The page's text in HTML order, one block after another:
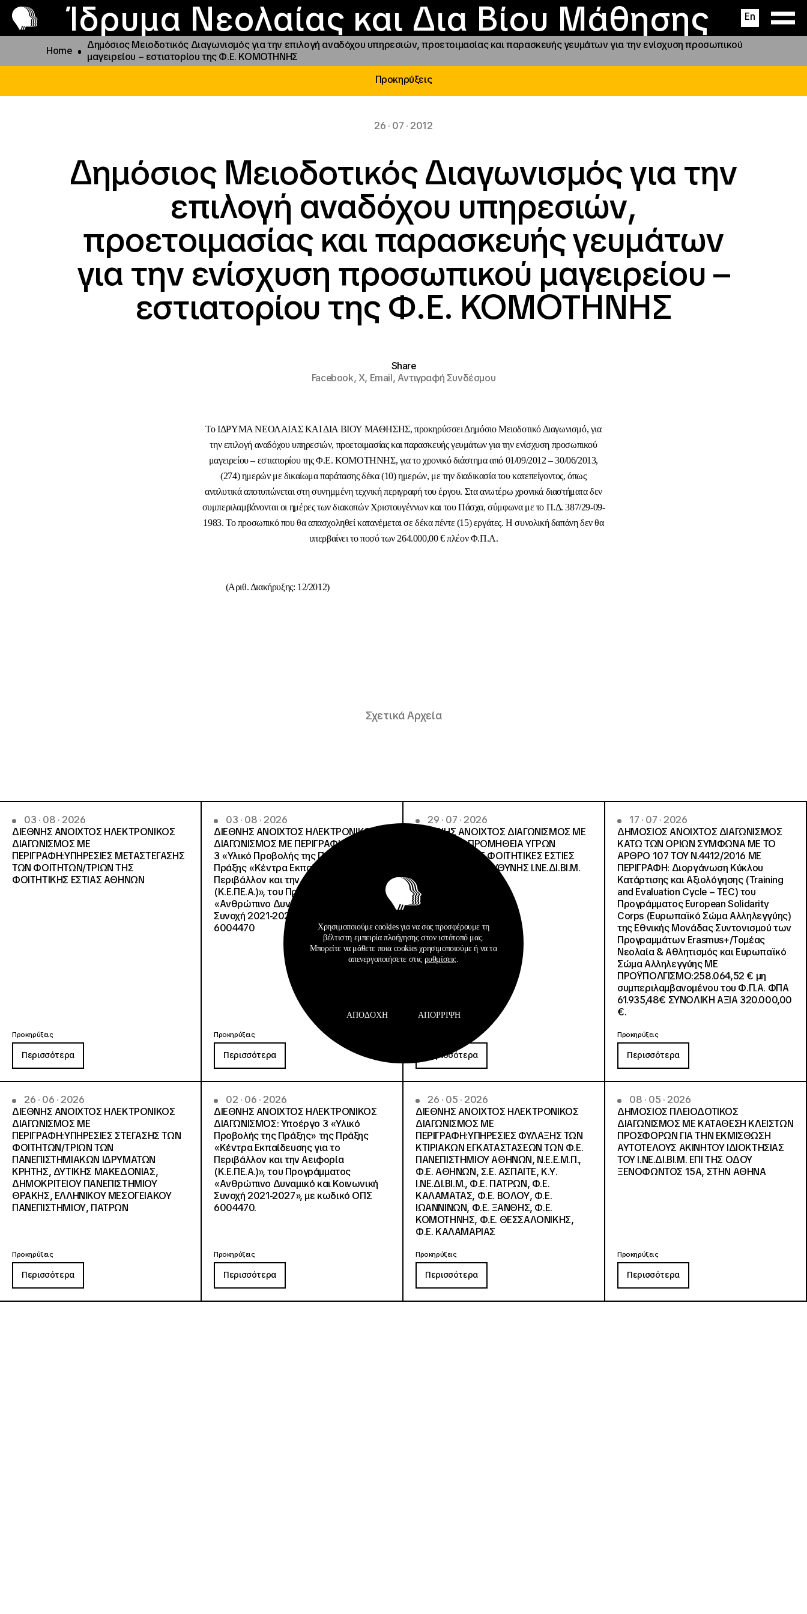
Ίδρυμα Νεολαίας και Δια Βίου Μάθησης En
Το ΙΝΕΔΙΒΙΜ
Προγράμματα και δράσεις
Φοιτητικές Εστίες
Παραχώρηση αιγίδας
Νέα
Επικοινωνία
Home
Δημόσιος Μειοδοτικός Διαγωνισμός για την επιλογή αναδόχου υπηρεσιών, προετοιμασίας και παρασκευής γευμάτων για την ενίσχυση προσωπικού
μαγειρείου – εστιατορίου της Φ.Ε. ΚΟΜΟΤΗΝΗΣ
Προκηρύξεις
26 · 07 · 2012
Δημόσιος Μειοδοτικός Διαγωνισμός για την
επιλογή αναδόχου υπηρεσιών,
προετοιμασίας και παρασκευής γευμάτων
για την ενίσχυση προσωπικού μαγειρείου –
εστιατορίου της Φ.Ε. ΚΟΜΟΤΗΝΗΣ
Share
Facebook,X, Email,Αντιγραφή Συνδέσμου
Το ΙΔΡΥΜΑ ΝΕΟΛΑΙΑΣ ΚΑΙ ΔΙΑ ΒΙΟΥ ΜΑΘΗΣΗΣ, προκηρύσσει Δημόσιο Μειοδοτικό Διαγωνισμό, για
την επιλογή αναδόχου υπηρεσιών, προετοιμασίας και παρασκευής γευμάτων για την ενίσχυση προσωπικού
μαγειρείου – εστιατορίου της Φ.Ε. ΚΟΜΟΤΗΝΗΣ, για το χρονικό διάστημα από 01/09/2012 – 30/06/2013,
(274) ημερών με δικαίωμα παράτασης δέκα (10) ημερών, με την διαδικασία του κατεπείγοντος, όπως
αναλυτικά αποτυπώνεται στη συνημμένη τεχνική περιγραφή του έργου. Στα ανωτέρω χρονικά διαστήματα δεν
συμπεριλαμβάνονται οι ημέρες των διακοπών Χριστουγέννων και του Πάσχα, σύμφωνα με το Π.Δ. 387/29-09-
1983. Το προσωπικό που θα απασχοληθεί κατανέμεται σε δέκα πέντε (15) εργάτες. Η συνολική δαπάνη δεν θα
υπερβαίνει το ποσό των 264.000,00 € πλέον Φ.Π.Α.
(Αριθ. Διακήρυξης: 12/2012)
Σχετικά Αρχεία
03 · 08 · 2026
ΔΙΕΘΝΗΣ ΑΝΟΙΧΤΟΣ ΗΛΕΚΤΡΟΝΙΚΟΣ
ΔΙΑΓΩΝΙΣΜΟΣ ΜΕ
ΠΕΡΙΓΡΑΦΗ:ΥΠΗΡΕΣΙΕΣ METAΣΤΕΓΑΣΗΣ
ΤΩΝ ΦΟΙΤΗΤΩΝ/ΤΡΙΩΝ ΤΗΣ
ΦΟΙΤΗΤΙΚΗΣ ΕΣΤΙΑΣ ΑΘΗΝΩΝ
Προκηρύξεις
Περισσότερα
03 · 08 · 2026
ΔΙΕΘΝΗΣ ΑΝΟΙΧΤΟΣ ΗΛΕΚΤΡΟΝΙΚΟΣ
ΔΙΑΓΩΝΙΣΜΟΣ ΜΕ ΠΕΡΙΓΡΑΦΗ:Υποέργο
3 «Υλικό Προβολής της Πράξης» της
Πράξης «Κέντρα Εκπαίδευσης για το
Περιβάλλον και την Αειφορία
(Κ.Ε.ΠΕ.Α.)», του Προγράμματος
«Ανθρώπινο Δυναμικό και Κοινωνική
Συνοχή 2021-2027», με κωδικό ΟΠΣ
6004470
Προκηρύξεις
Περισσότερα
29 · 07 · 2026
ΔΙΕΘΝΗΣ ΑΝΟΙΧΤΟΣ ΔΙΑΓΩΝΙΣΜΟΣ ΜΕ
ΠΕΡΙΓΡΑΦΗ:ΠΡΟΜΗΘΕΙΑ ΥΓΡΩΝ
ΚΑΥΣΙΜΩΝ ΣΤΙΣ ΦΟΙΤΗΤΙΚΕΣ ΕΣΤΙΕΣ
ΔΙΑΧΕΙΡΙΣΤΙΚΗΣ ΕΥΘΥΝΗΣ Ι.ΝΕ.ΔΙ.ΒΙ.Μ.
Περισσότερα
17 · 07 · 2026
ΔΗΜΟΣΙΟΣ ΑΝΟΙΧΤΟΣ ΔΙΑΓΩΝΙΣΜΟΣ
ΚΑΤΩ ΤΩΝ ΟΡΙΩΝ ΣΥΜΦΩΝΑ ΜΕ ΤΟ
ΑΡΘΡΟ 107 ΤΟΥ Ν.4412/2016 ΜΕ
ΠΕΡΙΓΡΑΦΗ: Διοργάνωση Κύκλου
Κατάρτισης και Αξιολόγησης (Training
and Evaluation Cycle – TEC) του
Προγράμματος European Solidarity
Corps (Ευρωπαϊκό Σώμα Αλληλεγγύης)
της Εθνικής Μονάδας Συντονισμού των
Προγραμμάτων Erasmus+/Τομέας
Νεολαία & Αθλητισμός και Ευρωπαϊκό
Σώμα Αλληλεγγύης ΜΕ
ΠΡΟΫΠΟΛΓΙΣΜΟ:258.064,52 € μη
συμπεριλαμβανομένου του Φ.Π.Α. ΦΠΑ
61.935,48€ ΣΥΝΟΛΙΚΗ ΑΞΙΑ 320.000,00
€.
Προκηρύξεις
Περισσότερα
26 · 06 · 2026
ΔΙΕΘΝΗΣ ΑΝΟΙΧΤΟΣ ΗΛΕΚΤΡΟΝΙΚΟΣ
ΔΙΑΓΩΝΙΣΜΟΣ ΜΕ
ΠΕΡΙΓΡΑΦΗ:ΥΠΗΡΕΣΙΕΣ ΣΤΕΓΑΣΗΣ ΤΩΝ
ΦΟΙΤΗΤΩΝ/ΤΡΙΩΝ ΤΩΝ
ΠΑΝΕΠΙΣΤΗΜΙΑΚΩΝ ΙΔΡΥΜΑΤΩΝ
KΡΗΤΗΣ, ΔΥΤΙΚΗΣ ΜΑΚΕΔΟΝΙΑΣ,
ΔΗΜΟΚΡΙΤΕΙΟΥ ΠΑΝΕΠΙΣΤΗΜΙΟΥ
ΘΡΑΚΗΣ, ΕΛΛΗΝΙΚΟΥ ΜΕΣΟΓΕΙΑΚΟΥ
ΠΑΝΕΠΙΣΤΗΜΙΟΥ, ΠΑΤΡΩΝ
Προκηρύξεις
Περισσότερα
02 · 06 · 2026
ΔΙΕΘΝΗΣ ΑΝΟΙΧΤΟΣ ΗΛΕΚΤΡΟΝΙΚΟΣ
ΔΙΑΓΩΝΙΣΜΟΣ: Υποέργο 3 «Υλικό
Προβολής της Πράξης» της Πράξης
«Κέντρα Εκπαίδευσης για το
Περιβάλλον και την Αειφορία
(Κ.Ε.ΠΕ.Α.)», του Προγράμματος
«Ανθρώπινο Δυναμικό και Κοινωνική
Συνοχή 2021-2027», με κωδικό ΟΠΣ
6004470.
Προκηρύξεις
Περισσότερα
26 · 05 · 2026
ΔΙΕΘΝΗΣ ΑΝΟΙΧΤΟΣ ΗΛΕΚΤΡΟΝΙΚΟΣ
ΔΙΑΓΩΝΙΣΜΟΣ ΜΕ
ΠΕΡΙΓΡΑΦΗ:ΥΠΗΡΕΣΙΕΣ ΦΥΛΑΞΗΣ ΤΩΝ
ΚΤΙΡΙΑΚΩΝ ΕΓΚΑΤΑΣΤΑΣΕΩΝ ΤΩΝ Φ.Ε.
ΠΑΝΕΠΙΣΤΗΜΙΟΥ ΑΘΗΝΩΝ, Ν.Ε.Ε.Μ.Π.,
Φ.Ε. ΑΘΗΝΩΝ, Σ.Ε. ΑΣΠΑΙΤΕ, Κ.Υ.
Ι.ΝΕ.ΔΙ.ΒΙ.Μ., Φ.Ε. ΠΑΤΡΩΝ, Φ.Ε.
ΚΑΛΑΜΑΤΑΣ, Φ.Ε. ΒΟΛΟΥ, Φ.Ε.
ΙΩΑΝΝΙΝΩΝ, Φ.Ε. ΞΑΝΘΗΣ, Φ.Ε.
ΚΟΜΟΤΗΝΗΣ, Φ.Ε. ΘΕΣΣΑΛΟΝΙΚΗΣ,
Φ.Ε. ΚΑΛΑΜΑΡΙΑΣ
Προκηρύξεις
Περισσότερα
08 · 05 · 2026
ΔΗΜΟΣΙΟΣ ΠΛΕΙΟΔΟΤΙΚΟΣ
ΔΙΑΓΩΝΙΣΜΟΣ ΜΕ ΚΑΤΑΘΕΣΗ ΚΛΕΙΣΤΩΝ
ΠΡΟΣΦΟΡΩΝ ΓΙΑ ΤΗΝ ΕΚΜΙΣΘΩΣΗ
ΑΥΤΟΤΕΛΟΥΣ ΑΚΙΝΗΤΟΥ ΙΔΙΟΚΤΗΣΙΑΣ
ΤΟΥ Ι.ΝΕ.ΔΙ.ΒΙ.Μ. ΕΠΙ ΤΗΣ ΟΔΟΥ
ΞΕΝΟΦΩΝΤΟΣ 15Α, ΣΤΗΝ ΑΘΗΝΑ
Προκηρύξεις
Περισσότερα
Χρησιμοποιούμε cookies για να σας προσφέρουμε τη
βέλτιστη εμπειρία πλοήγησης στον ιστότοπό μας.
Μπορείτε να μάθετε ποια cookies χρησιμοποιούμε ή να τα
απενεργοποιήσετε στις ρυθμίσεις
ΑΠΟΔΟΧΉ ΑΠΌΡΡΙΨΗ